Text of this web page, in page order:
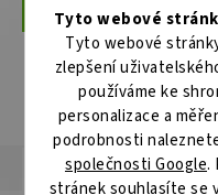
Tyto webové
Tyto webové
zlepšení
používáme ke
personalizace a
podrobnosti
společnosti Google.
stránek souhlasíte se
Do košíku
ZOBRAZIT
Popis Hodnocení